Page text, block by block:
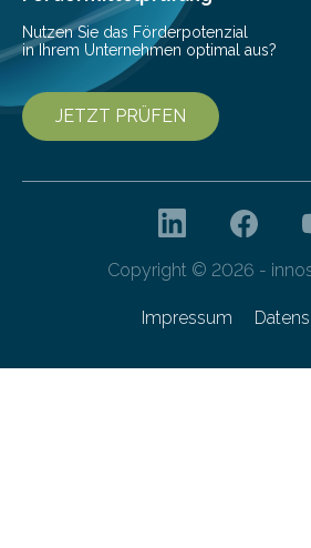
Nutzen Sie das Förderpotenzial
in Ihrem Unternehmen optimal aus?
JETZT PRÜFEN
Copyright © 2026 -
Impressum